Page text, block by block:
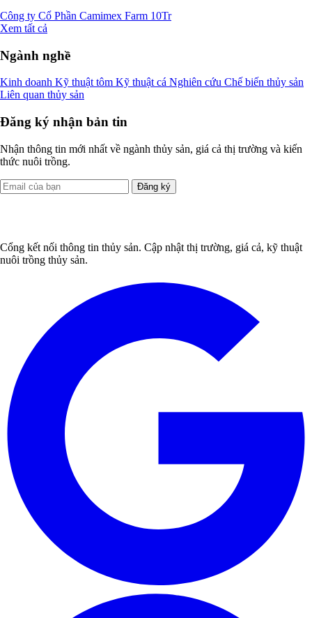
Công ty Cổ Phần Camimex Farm 10Tr
Xem tất cả
Ngành nghề
Kinh doanh Kỹ thuật tôm Kỹ thuật cá Nghiên cứu Chế biến thủy sản
Liên quan thủy sản
Đăng ký nhận bản tin
Nhận thông tin mới nhất về ngành thủy sản, giá cả thị trường và kiến
thức nuôi trồng.
Đăng ký
Cổng kết nối thông tin thủy sản. Cập nhật thị trường, giá cả, kỹ thuật
nuôi trồng thủy sản.